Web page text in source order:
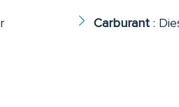
Carburant :